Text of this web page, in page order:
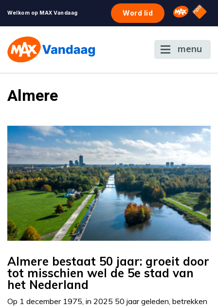
Welkom op MAX Vandaag Word lid Omroep
NPO
menu
Almere
Almere bestaat 50 jaar: groeit door
tot misschien wel de 5e stad van
het Nederland
Op 1 december 1975, in 2025 50 jaar geleden, betrekken